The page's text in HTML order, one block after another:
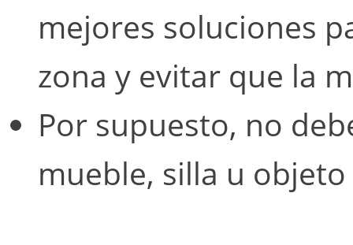
mejores soluciones
zona y evitar que la
Por supuesto, no
mueble, silla u